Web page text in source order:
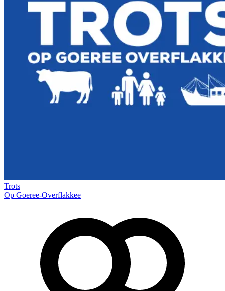
Trots
Op Goeree-Overflakkee